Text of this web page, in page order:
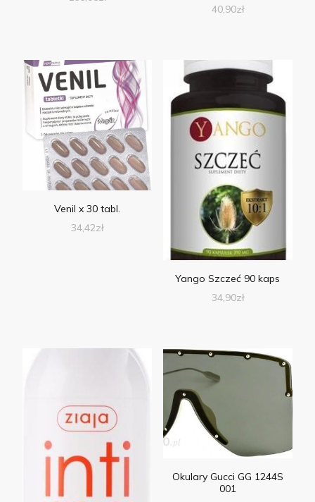
40,90zł
Venil x 30 tabl.
34,42zł
Yango Szczeć 90 kaps
34,90zł
Okulary Gucci GG 1244S
001